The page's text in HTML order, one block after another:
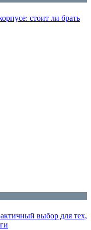
стоит ли брать
выбор для тех,